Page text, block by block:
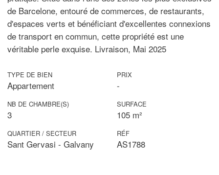
de Barcelone, entouré de commerces, de restaurants,
d'espaces verts et bénéficiant d'excellentes connexions
de transport en commun, cette propriété est une
véritable perle exquise. Livraison, Mai 2025
TYPE DE BIEN
Appartement
PRIX
-
NB DE CHAMBRE(S)
3
SURFACE
105 m²
QUARTIER / SECTEUR
Sant Gervasi - Galvany
RÉF
AS1788